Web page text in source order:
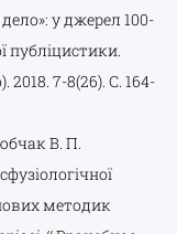
у джерел 100-
публіцистики.
7-8(26). C. 164-
В. П.
методик